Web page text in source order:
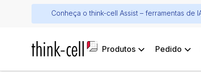
Conheça o think-cell Assist – ferramentas de
Produtos Pedido